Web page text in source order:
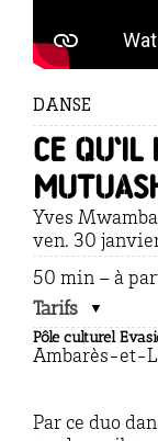
DANSE
Ce
Yves
ven. 30
50 min – à
Tarifs
Pôle culturel
Ambarès-et-
Par ce duo